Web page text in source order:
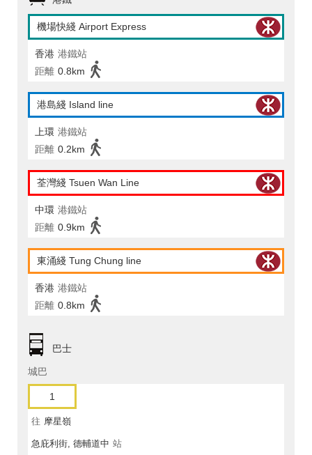
機場快綫 Airport Express
香港 港鐵站
距離 0.8km
港島綫 Island line
上環 港鐵站
距離 0.2km
荃灣綫 Tsuen Wan Line
中環 港鐵站
距離 0.9km
東涌綫 Tung Chung line
香港 港鐵站
距離 0.8km
巴士
城巴
1
往 摩星嶺
急庇利街, 德輔道中 站